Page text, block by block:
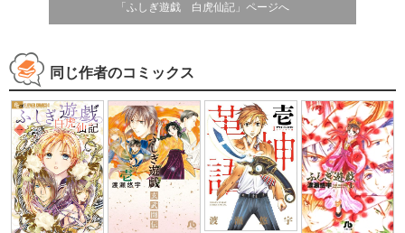
「ふしぎ遊戯 白虎仙記」ページへ
同じ作者のコミックス